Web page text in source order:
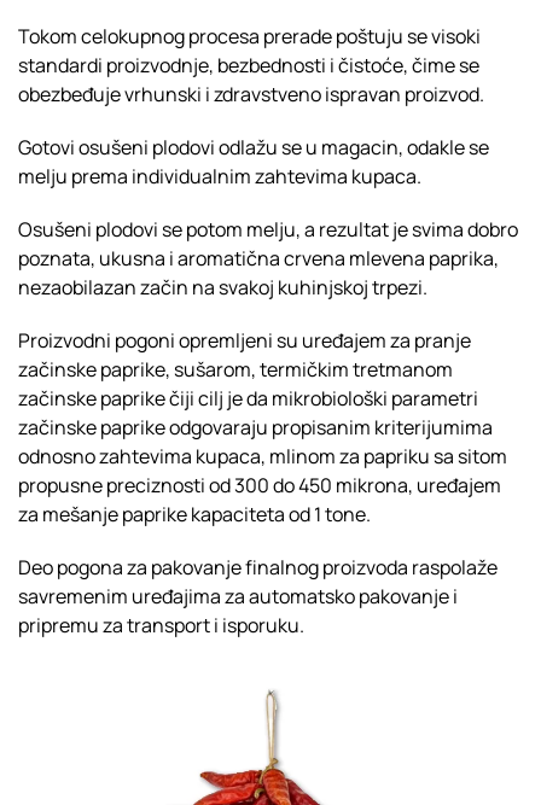
Tokom celokupnog procesa prerade poštuju se visoki
standardi proizvodnje, bezbednosti i čistoće, čime se
obezbeđuje vrhunski i zdravstveno ispravan proizvod.
Gotovi osušeni plodovi odlažu se u magacin, odakle se
melju prema individualnim zahtevima kupaca.
Osušeni plodovi se potom melju, a rezultat je svima dobro
poznata, ukusna i aromatična crvena mlevena paprika,
nezaobilazan začin na svakoj kuhinjskoj trpezi.
Proizvodni pogoni opremljeni su uređajem za pranje
začinske paprike, sušarom, termičkim tretmanom
začinske paprike čiji cilj je da mikrobiološki parametri
začinske paprike odgovaraju propisanim kriterijumima
odnosno zahtevima kupaca, mlinom za papriku sa sitom
propusne preciznosti od 300 do 450 mikrona, uređajem
za mešanje paprike kapaciteta od 1 tone.
Deo pogona za pakovanje finalnog proizvoda raspolaže
savremenim uređajima za automatsko pakovanje i
pripremu za transport i isporuku.